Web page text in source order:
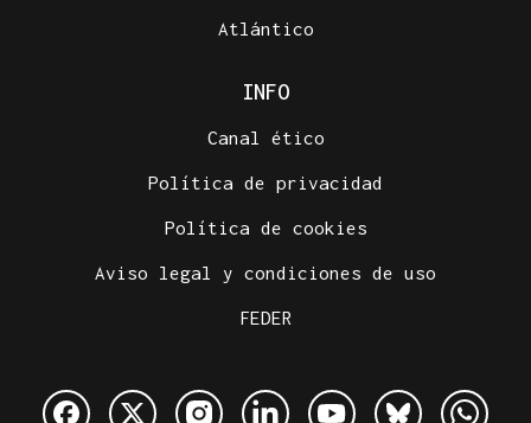
Atlántico
INFO
Canal ético
Política de privacidad
Política de cookies
Aviso legal y condiciones de uso
FEDER